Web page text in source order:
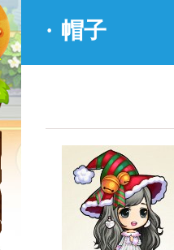
· 帽子